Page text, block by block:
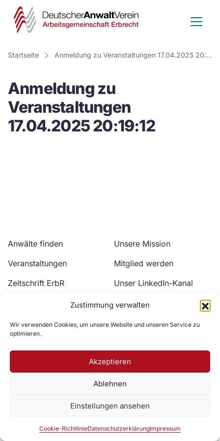
Zustimmung verwalten
Wir verwenden Cookies, um unsere Website und unseren Service zu
optimieren.
Akzeptieren
Ablehnen
Einstellungen ansehen
Cookie-RichtlinieDatenschutzerklärungImpressum
Deutscher
Anwalt
Verein
Startseite Anmeldung zu Veranstaltungen 17.04.2025 20:19:12
Anmeldung zu
Veranstaltungen
17.04.2025 20:19:12
Anwälte finden
Veranstaltungen
Zeitschrift ErbR
Unsere Mission
Mitglied werden
Unser LinkedIn-Kanal
Unser YouTube-Kanal
Zur DAV Webseite